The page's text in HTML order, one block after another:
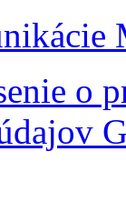
o